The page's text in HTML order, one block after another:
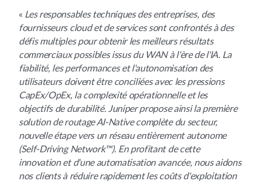
« Les responsables techniques des entreprises, des
fournisseurs cloud et de services sont confrontés à des
défis multiples pour obtenir les meilleurs résultats
commerciaux possibles issus du WAN à l'ère de l'IA. La
fiabilité, les performances et l'autonomisation des
utilisateurs doivent être conciliées avec les pressions
CapEx/OpEx, la complexité opérationnelle et les
objectifs de durabilité. Juniper propose ainsi la première
solution de routage AI-Native complète du secteur,
nouvelle étape vers un réseau entièrement autonome
(Self-Driving Network™). En profitant de cette
innovation et d'une automatisation avancée, nous aidons
nos clients à réduire rapidement les coûts d'exploitation